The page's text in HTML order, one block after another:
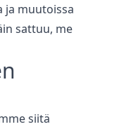
ja muutoissa
sattuu, me
siitä